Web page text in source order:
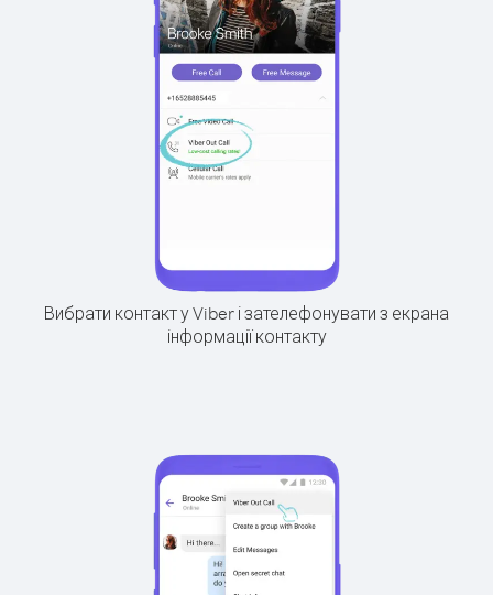
Вибрати контакт у Viber і зателефонувати з екрана
інформації контакту